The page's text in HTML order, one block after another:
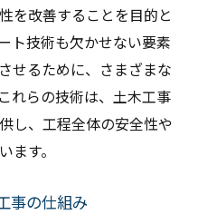
を改善することを目的と
ト技術も欠かせない要素
せるために、さまざまな
れらの技術は、土木工事
し、工程全体の安全性や
ます。
事の仕組み